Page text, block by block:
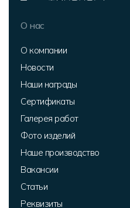
О нас
О компании
Новости
Наши награды
Сертификаты
Галерея работ
Фото изделий
Наше производство
Вакансии
Статьи
Реквизиты